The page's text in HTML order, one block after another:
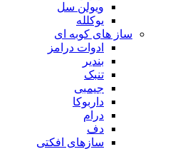
ویولن سل
یوکلله
ساز های کوبه ای
ادوات درامز
بندیر
تنبک
جیمبی
داربوکا
درام
دف
سازهای افکتی